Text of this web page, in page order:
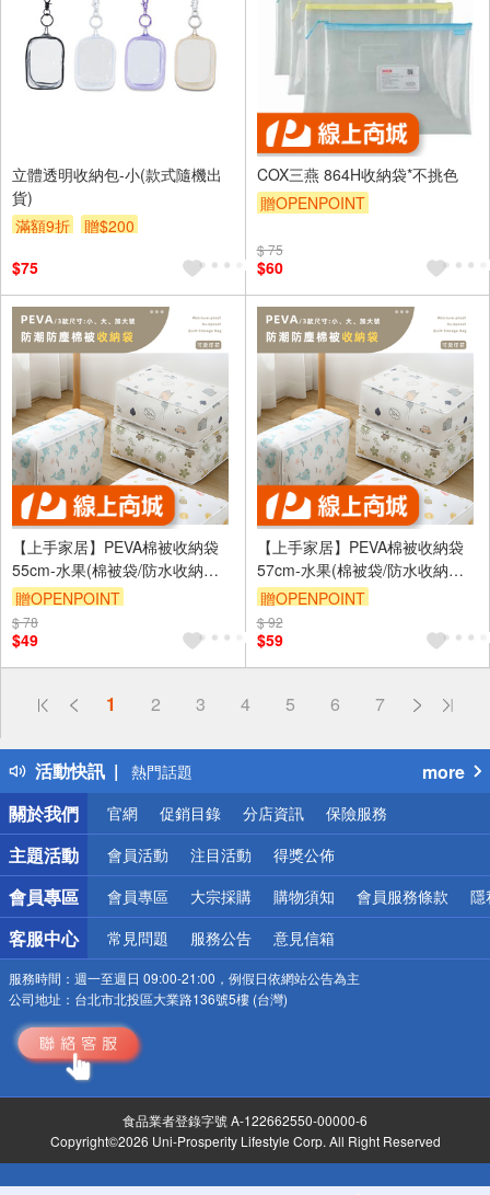
立體透明收納包-小(款式隨機出
貨)
滿額9折
贈$200
$75
COX三燕 864H收納袋*不挑色
贈OPENPOINT
$ 75
$60
【上手家居】PEVA棉被收納袋
55cm-水果(棉被袋/防水收納袋/
透明收納袋/衣物收納袋/被子收
納袋)
贈OPENPOINT
訂單滿999享9折
$ 78
$49
【上手家居】PEVA棉被收納袋
57cm-水果(棉被袋/防水收納袋/
透明收納袋/衣物收納袋/被子收
納袋)
贈OPENPOINT
訂單滿999享9折
$ 92
$59
1 2 3 4 5 6 7
活動快訊
偏遠地區配送
得獎公告
熱門話題
銀行優惠
偏遠地區配送
詐騙網頁！請小心！
more
關於我們
官網 促銷目錄 分店資訊 保險服務
主題活動 會員活動 注目活動 得獎公佈
會員專區 會員專區 大宗採購 購物須知 會員服務條款 隱
客服中心 常見問題 服務公告 意見信箱
服務時間： 週一至週日 09:00-21:00，例假日依網站公告為主
公司地址： 台北市北投區大業路136號5樓 (台灣)
食品業者登錄字號 A-122662550-00000-6
Copyright©2026 Uni-Prosperity Lifestyle Corp. All Right Reserved